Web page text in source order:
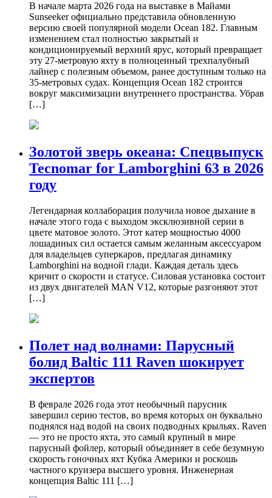
В начале марта 2026 года на выставке в Майами
Sunseeker официально представила обновленную
версию своей популярной модели Ocean 182. Главным
изменением стал полностью закрытый и
кондиционируемый верхний ярус, который превращает
эту 27-метровую яхту в полноценный трехпалубный
лайнер с полезным объемом, ранее доступным только на
35-метровых судах. Концепция Ocean 182 строится
вокруг максимизации внутреннего пространства. Убрав
[…]
Золотой зверь океана: Спецвыпуск
Tecnomar for Lamborghini 63 в 2026
году
Легендарная коллаборация получила новое дыхание в
начале этого года с выходом эксклюзивной серии в
цвете матовое золото. Этот катер мощностью 4000
лошадиных сил остается самым желанным аксессуаром
для владельцев суперкаров, предлагая динамику
Lamborghini на водной глади. Каждая деталь здесь
кричит о скорости и статусе. Силовая установка состоит
из двух двигателей MAN V12, которые разгоняют этот
[…]
Полет над волнами: Парусный
болид Baltic 111 Raven шокирует
экспертов
В феврале 2026 года этот необычный парусник
завершил серию тестов, во время которых он буквально
поднялся над водой на своих подводных крыльях. Raven
— это не просто яхта, это самый крупный в мире
парусный фойлер, который объединяет в себе безумную
скорость гоночных яхт Кубка Америки и роскошь
частного круизера высшего уровня. Инженерная
концепция Baltic 111 […]